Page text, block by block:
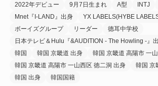
2022年デビュー
9月7日生まれ A型 INTJ
Mnet『I-LAND』出身
YX LABELS(HYBE
ボーイズグループ
リーダー
德耳中学校
日本テレビ＆Hulu『&AUDITION - The Howling -』
韓国
韓国 京畿道 出身
韓国 京畿道 高陽市 一
韓国 京畿道 高陽市 一山西区 徳二洞 出身
韓国 京
韓国 出身
韓国国籍